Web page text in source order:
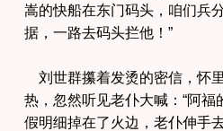
嵩的快船在东门码头，咱们兵
据，一路去码头拦他！”
刘世群攥着发烫的密信，怀
热，忽然听见老仆大喊：“阿福
假明细掉在了火边，老仆伸手